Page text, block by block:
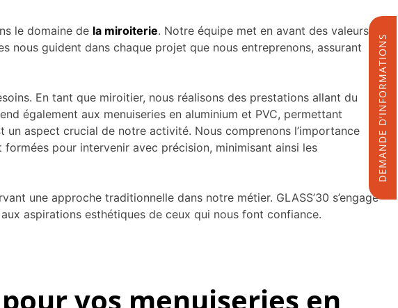
le domaine de la miroiterie. Notre équipe met en avant des valeurs
nous guident dans chaque projet que nous entreprenons, assurant
En tant que miroitier, nous réalisons des prestations allant du
également aux menuiseries en aluminium et PVC, permettant
aspect crucial de notre activité. Nous comprenons l’importance
pour intervenir avec précision, minimisant ainsi les
une approche traditionnelle dans notre métier. GLASS’30 s’engage
aspirations esthétiques de ceux qui nous font confiance.
pour vos menuiseries en
DEMANDE D'INFORMATIONS